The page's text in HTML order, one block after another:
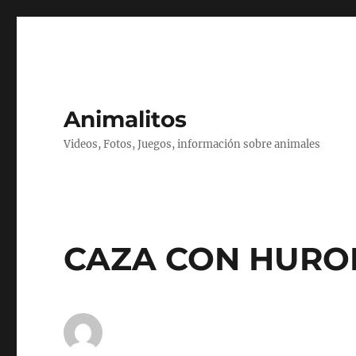
Animalitos
Videos, Fotos, Juegos, información sobre animales
CAZA CON